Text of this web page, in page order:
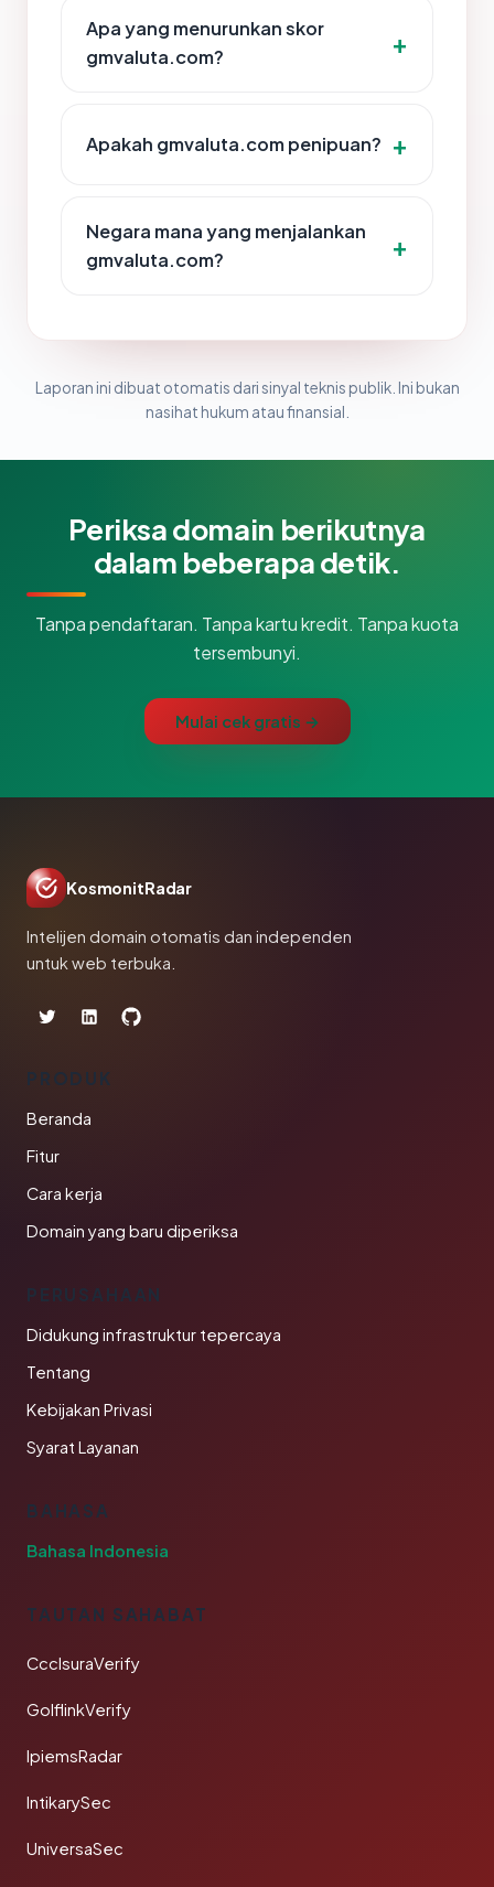
Apa yang menurunkan skor
gmvaluta.com?
Apakah gmvaluta.com penipuan?
Negara mana yang menjalankan
gmvaluta.com?
Laporan ini dibuat otomatis dari sinyal teknis publik. Ini bukan
nasihat hukum atau finansial.
Periksa domain berikutnya
dalam beberapa detik.
Tanpa pendaftaran. Tanpa kartu kredit. Tanpa kuota
tersembunyi.
Mulai cek gratis →
KosmonitRadar
Intelijen domain otomatis dan independen
untuk web terbuka.
PRODUK
Beranda
Fitur
Cara kerja
Domain yang baru diperiksa
PERUSAHAAN
Didukung infrastruktur tepercaya
Tentang
Kebijakan Privasi
Syarat Layanan
BAHASA
Bahasa Indonesia
TAUTAN SAHABAT
CcclsuraVerify
GolflinkVerify
IpiemsRadar
IntikarySec
UniversaSec